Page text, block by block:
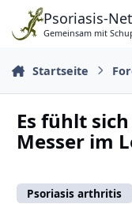
Zu Inhalt springen
Psoriasis-
Gemeinsam mit
Startseite
Es fühlt
Messer im
Psoriasis arthritis